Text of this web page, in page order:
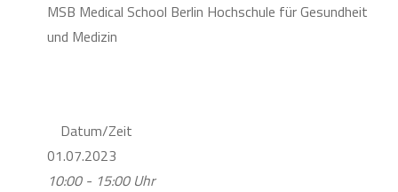
MSB Medical School Berlin Hochschule für Gesundheit
und Medizin
Datum/Zeit
01.07.2023
10:00 - 15:00 Uhr